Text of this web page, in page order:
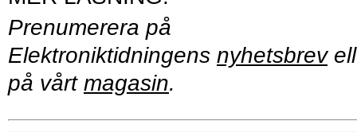
Prenumerera på
Elektroniktidningens nyhetsbrev
på vårt magasin.